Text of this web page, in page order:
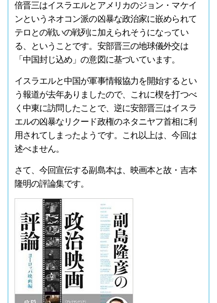
倍晋三はイスラエルとアメリカのジョン・マケイ
ンというネオコン派の凶暴な政治家に嵌められて
テロとの戦いの戦列に加えられそうになってい
る、ということです。安部晋三の地球儀外交は
「中国封じ込め」の意図に基づいています。
イスラエルと中国が軍事情報協力を開始するとい
う報道が去年ありましたので、これに楔を打つべ
く中東に訪問したことで、逆に安部晋三はイスラ
エルの凶暴なリクード政権のネタニヤフ首相に利
用されてしまったようです。これ以上は、今回は
述べません。
さて、今回宣伝する副島本は、映画本と故・吉本
隆明の評論集です。